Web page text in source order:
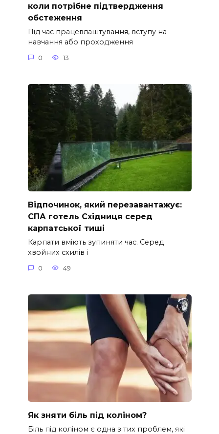
коли потрібне підтвердження
обстеження
Під час працевлаштування, вступу на
навчання або проходження
0 13
Відпочинок, який перезавантажує:
СПА готель Східниця серед
карпатської тиші
Карпати вміють зупиняти час. Серед
хвойних схилів і
0 49
Як зняти біль під коліном?
Біль під коліном є одна з тих проблем, які